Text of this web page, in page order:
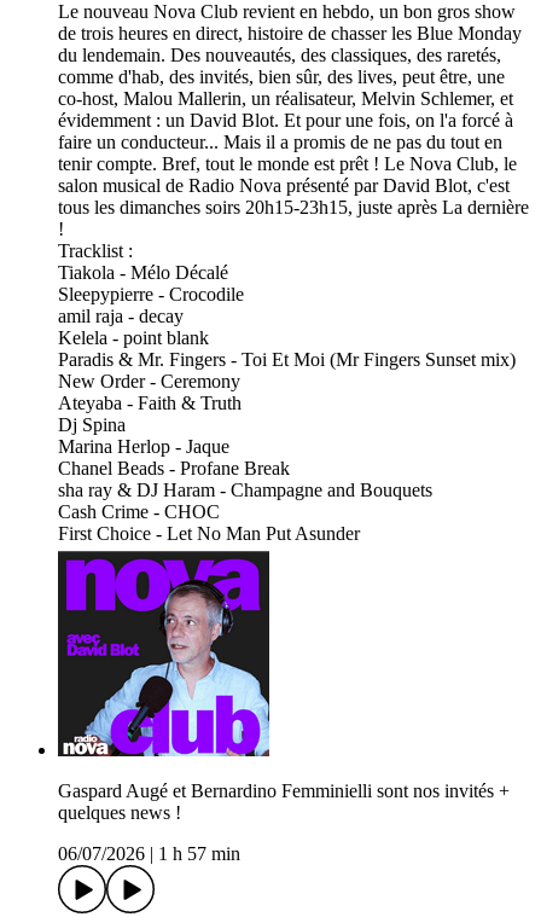
Le nouveau Nova Club revient en hebdo, un bon gros show
de trois heures en direct, histoire de chasser les Blue Monday
du lendemain. Des nouveautés, des classiques, des raretés,
comme d'hab, des invités, bien sûr, des lives, peut être, une
co-host, Malou Mallerin, un réalisateur, Melvin Schlemer, et
évidemment : un David Blot. Et pour une fois, on l'a forcé à
faire un conducteur... Mais il a promis de ne pas du tout en
tenir compte. Bref, tout le monde est prêt ! Le Nova Club, le
salon musical de Radio Nova présenté par David Blot, c'est
tous les dimanches soirs 20h15-23h15, juste après La dernière
!
Tracklist :
Tiakola - Mélo Décalé
Sleepypierre - Crocodile
amil raja - decay
Kelela - point blank
Paradis & Mr. Fingers - Toi Et Moi (Mr Fingers Sunset mix)
New Order - Ceremony
Ateyaba - Faith & Truth
Dj Spina
Marina Herlop - Jaque
Chanel Beads - Profane Break
sha ray & DJ Haram - Champagne and Bouquets
Cash Crime - CHOC
First Choice - Let No Man Put Asunder
Gaspard Augé et Bernardino Femminielli sont nos invités +
quelques news !
06/07/2026
1 h 57 min